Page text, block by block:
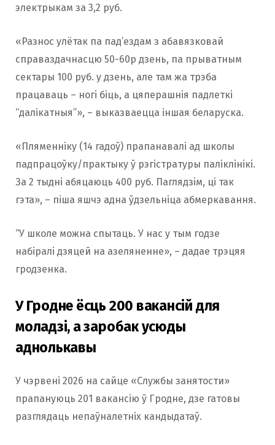
электрыкам за 3,2 руб.
«Разнос улётак па пад’ездам з абавязковай
справаздачнасцю 50-60р дзень, па прыватным
сектары 100 руб. у дзень, але там жа трэба
працаваць – ногі біць, а цяперашнія падлеткі
“далікатныя”», – выказваецца іншая беларуска.
«Пляменніку (14 гадоў) прапанавалі ад школы
падпрацоўку/практыку ў рэгістратуры паліклінікі.
За 2 тыдні абяцаюць 400 руб. Паглядзім, ці так
гэта», – піша яшчэ адна ўдзельніца абмеркавання.
“У школе можна спытаць. У нас у тым годзе
набіралі дзяцей на азеляненне», – дадае трэцяя
гродзенка.
У Гродне ёсць 200 вакансій для
моладзі, а заробак усюды
аднолькавы
У чэрвені 2026 на сайце «Службы занятости»
прапануюць 201 вакансію ў Гродне, дзе гатовы
разглядаць непаўналетніх кандыдатаў.